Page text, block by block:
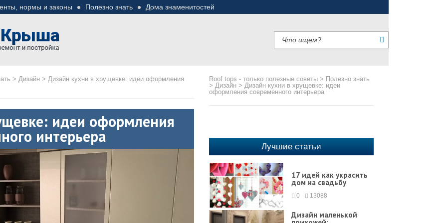
нормы и законы Полезно знать Дома знаменитостей
> Дизайн > Дизайн кухни в хрущевке: идеи оформления
идеи оформления
интерьера
Roof tops - только полезные советы > Полезно знать
> Дизайн > Дизайн кухни в хрущевке: идеи
оформления современного интерьера
Лучшие статьи
17 идей как украсить
дом на свадьбу
0 13088
Дизайн маленькой